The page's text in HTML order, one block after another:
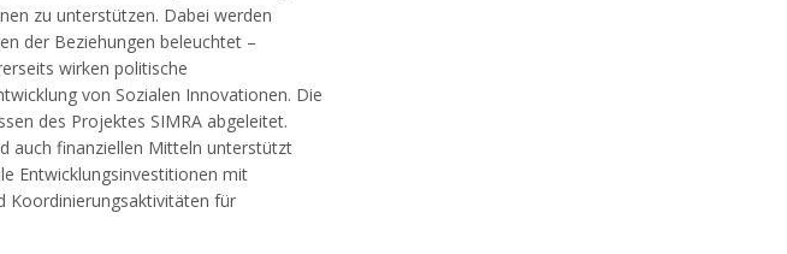
zu unterstützen. Dabei werden
der Beziehungen beleuchtet –
wirken politische
von Sozialen Innovationen. Die
des Projektes SIMRA abgeleitet.
auch finanziellen Mitteln unterstützt
Entwicklungsinvestitionen mit
Koordinierungsaktivitäten für